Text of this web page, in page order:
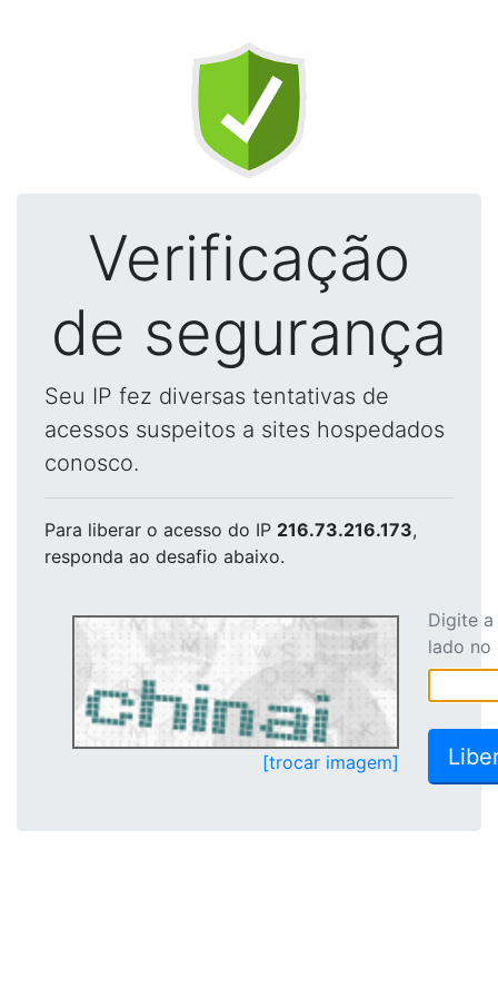
Verificação
de segurança
Seu IP fez diversas tentativas de
acessos suspeitos a sites hospedados
conosco.
Para liberar o acesso do IP 216.73.216.173,
responda ao desafio abaixo.
[trocar imagem]
Digite
lado no